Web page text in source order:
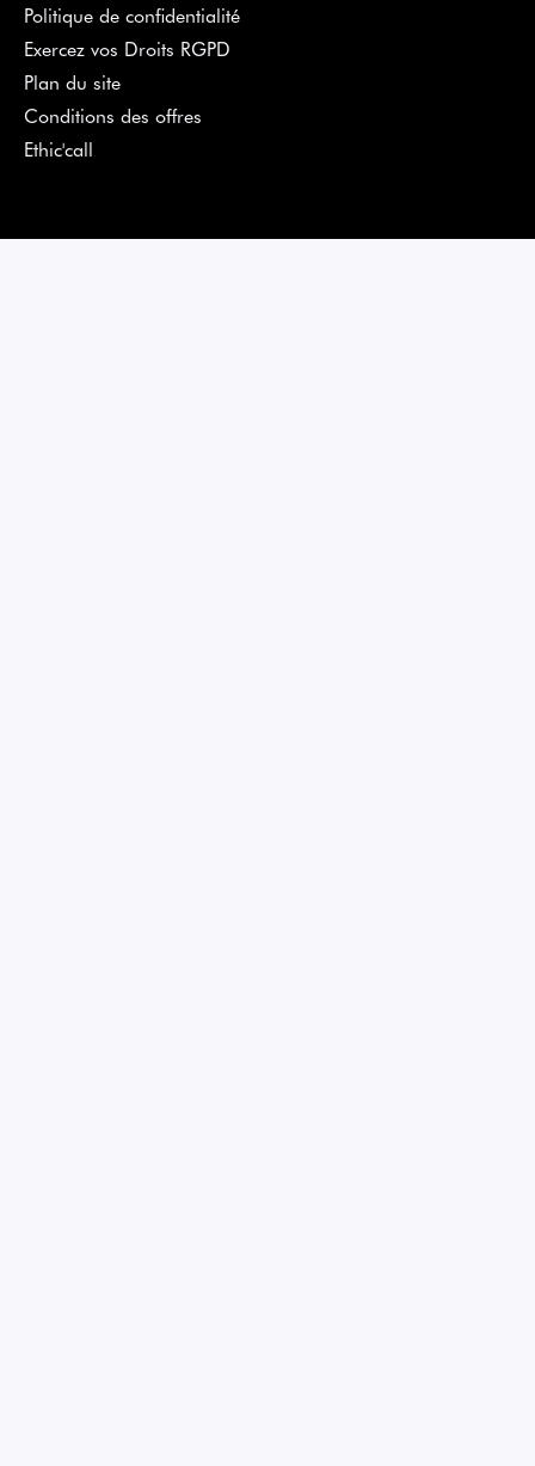
Politique de confidentialité
Exercez vos Droits RGPD
Plan du site
Conditions des offres
Ethic'call